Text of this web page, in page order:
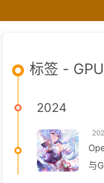
标签 - GPU
2024
与